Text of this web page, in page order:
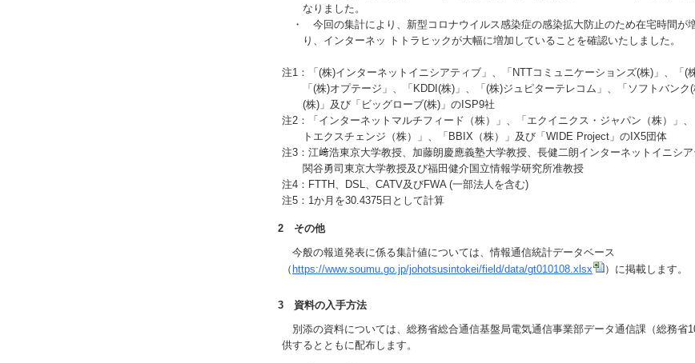
なりました。
・ 今回の集計により、新型コロナウイルス感染症の感染拡大防止のため在宅時間が
り、インターネッ トトラヒックが大幅に増加していることを確認いたしました。
注1：「(株)インターネットイニシアティブ」、「NTTコミュニケーションズ(株)」、「(
「(株)オプテージ」、「KDDI(株)」、「(株)ジュピターテレコム」、「ソフトバンク
(株)」及び「ビッグローブ(株)」のISP9社
注2：「インターネットマルチフィード（株）」、「エクイニクス・ジャパン（株）」
トエクスチェンジ（株）」、「BBIX（株）」及び「WIDE Project」のIX5団体
注3：江﨑浩東京大学教授、加藤朗慶應義塾大学教授、長健二朗インターネットイニシ
関谷勇司東京大学教授及び福田健介国立情報学研究所准教授
注4：FTTH、DSL、CATV及びFWA (一部法人を含む)
注5：1か月を30.4375日として計算
2 その他
今般の報道発表に係る集計値については、情報通信統計データベース
（ https://www.soumu.go.jp/johotsusintokei/field/data/gt010108.xlsx ）に掲載します。
3 資料の入手方法
別添の資料については、総務省総合通信基盤局電気通信事業部データ通信課（総務省
供するとともに配布します。